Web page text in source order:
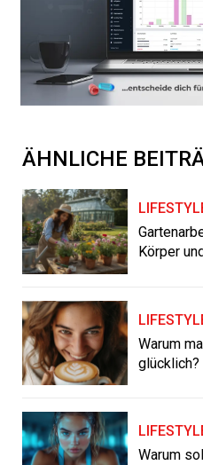
ÄHNLICHE
Körper
Warum
glücklich?
Warum